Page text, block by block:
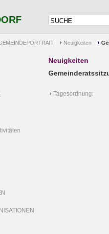
Neuigkeiten
Neuigkeiten
Tagesordnung: